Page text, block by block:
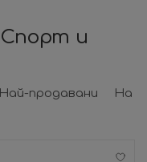
Спорт и
Най-продавани На